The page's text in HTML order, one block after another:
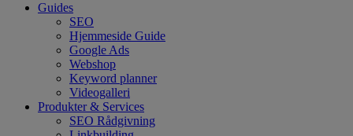
Guides
SEO
Hjemmeside Guide
Google Ads
Webshop
Keyword planner
Videogalleri
Produkter & Services
SEO Rådgivning